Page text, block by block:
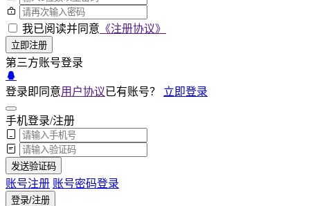
我已阅读并同意 《注册协议》
立即注册
第三方账号登录
登录即同意用户协议已有账号？ 立即登录
手机登录/注册
发送验证码
账号注册 账号密码登录
登录/注册